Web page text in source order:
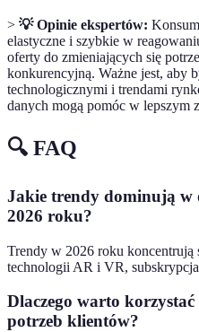
> 💡 Opinie ekspertów:
elastyczne i szybkie w
oferty do zmieniających się
konkurencyjną. Ważne jest, aby
technologicznymi i trendami
danych mogą pomóc w lepszym
🔍 FAQ
Jakie trendy dominują w
2026 roku?
Trendy w 2026 roku
technologii AR i VR,
Dlaczego warto
potrzeb klientów?